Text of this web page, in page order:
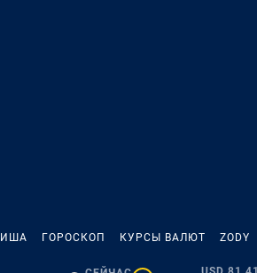
ГОРОСКОП КУРСЫ ВАЛЮТ ZODY